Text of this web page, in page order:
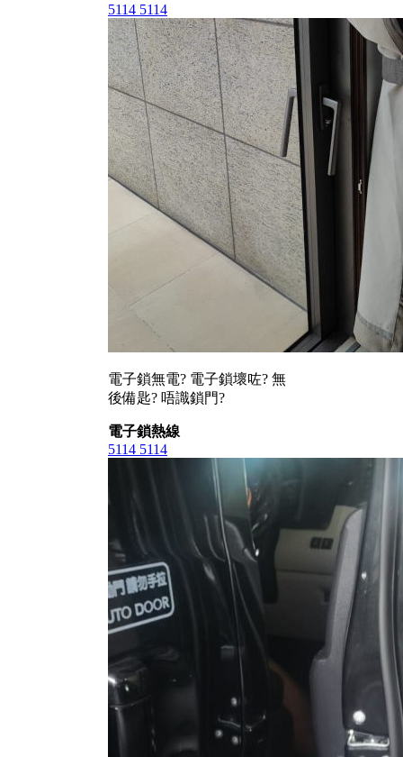
5114 5114
電子鎖無電? 電子鎖壞咗? 無
後備匙? 唔識鎖門?
電子鎖熱線
5114 5114